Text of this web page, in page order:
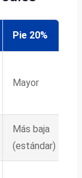
Pie 20%
Mayor
Más baja
(estándar)